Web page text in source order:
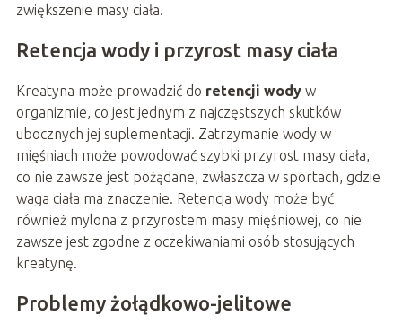
zwiększenie masy ciała.
Retencja wody i przyrost masy ciała
Kreatyna może prowadzić do retencji wodyw
organizmie, co jest jednym z najczęstszych skutków
ubocznych jej suplementacji. Zatrzymanie wody w
mięśniach może powodować szybki przyrost masy ciała,
co nie zawsze jest pożądane, zwłaszcza w sportach, gdzie
waga ciała ma znaczenie. Retencja wody może być
również mylona z przyrostem masy mięśniowej, co nie
zawsze jest zgodne z oczekiwaniami osób stosujących
kreatynę.
Problemy żołądkowo-jelitowe